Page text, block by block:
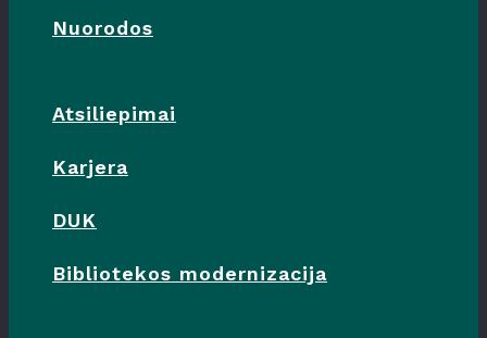
Nuorodos
Atsiliepimai
Karjera
DUK
Bibliotekos modernizacija